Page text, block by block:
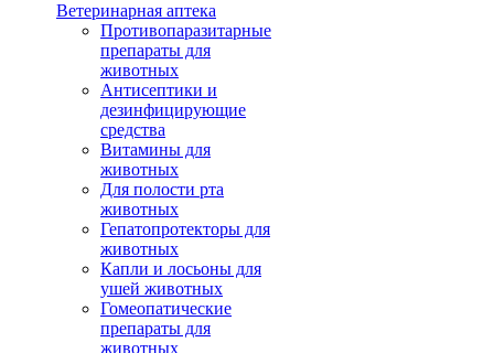
Ветеринарная аптека
Противопаразитарные
препараты для
животных
Антисептики и
дезинфицирующие
средства
Витамины для
животных
Для полости рта
животных
Гепатопротекторы для
животных
Капли и лосьоны для
ушей животных
Гомеопатические
препараты для
животных